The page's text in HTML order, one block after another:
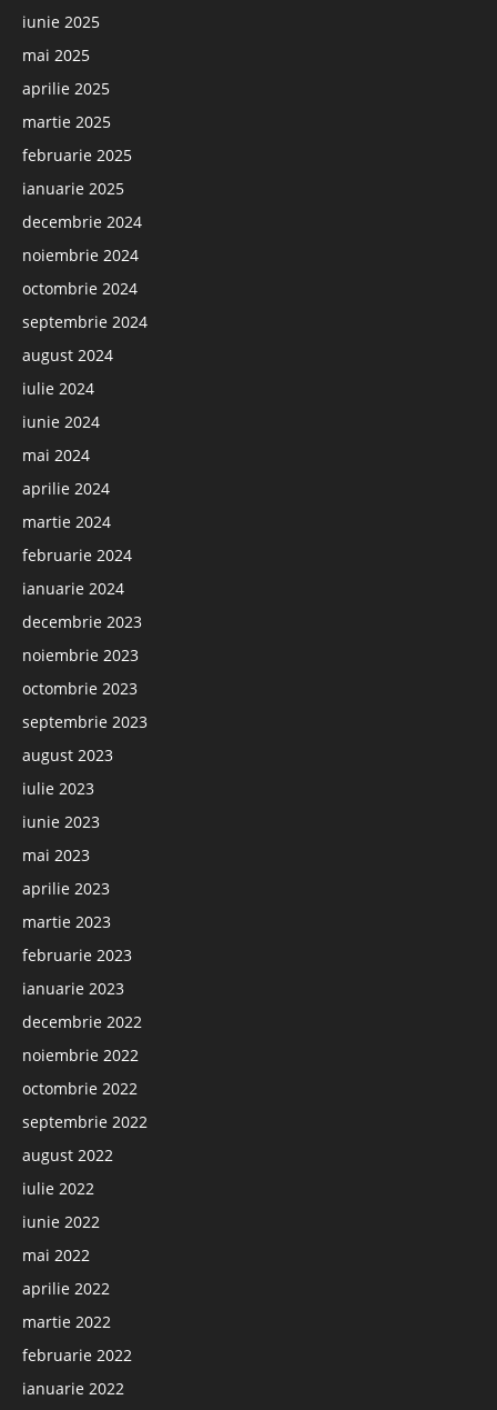
iunie 2025
mai 2025
aprilie 2025
martie 2025
februarie 2025
ianuarie 2025
decembrie 2024
noiembrie 2024
octombrie 2024
septembrie 2024
august 2024
iulie 2024
iunie 2024
mai 2024
aprilie 2024
martie 2024
februarie 2024
ianuarie 2024
decembrie 2023
noiembrie 2023
octombrie 2023
septembrie 2023
august 2023
iulie 2023
iunie 2023
mai 2023
aprilie 2023
martie 2023
februarie 2023
ianuarie 2023
decembrie 2022
noiembrie 2022
octombrie 2022
septembrie 2022
august 2022
iulie 2022
iunie 2022
mai 2022
aprilie 2022
martie 2022
februarie 2022
ianuarie 2022